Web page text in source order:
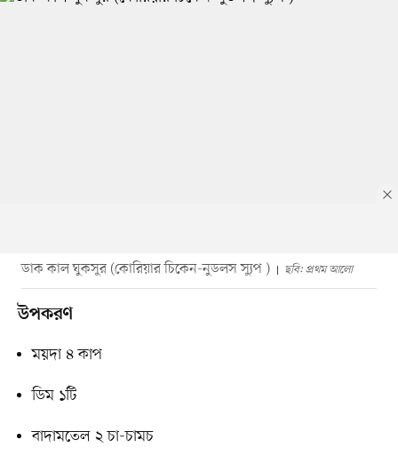
ডাক কাল ঘুকসুর (কোরিয়ার চিকেন-নুডলস স্যুপ ) ছবি: প্রথম আলো
উপকরণ
ময়দা ৪ কাপ
ডিম ১টি
বাদামতেল ২ চা-চামচ